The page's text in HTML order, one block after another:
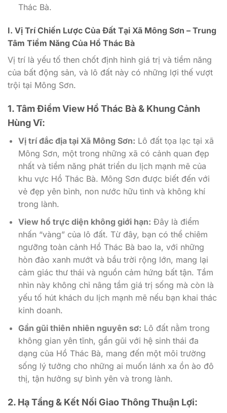
Thác Bà.
I. Vị Trí Chiến Lược Của Đất Tại Xã Mông Sơn – Trung
Tâm Tiềm Năng Của Hồ Thác Bà
Vị trí là yếu tố then chốt định hình giá trị và tiềm năng
của bất động sản, và lô đất này có những lợi thế vượt
trội tại Mông Sơn.
1. Tâm Điểm View Hồ Thác Bà & Khung Cảnh
Hùng Vĩ:
Vị trí đắc địa tại Xã Mông Sơn: Lô đất tọa lạc tại xã
Mông Sơn, một trong những xã có cảnh quan đẹp
nhất và tiềm năng phát triển du lịch mạnh mẽ của
khu vực Hồ Thác Bà. Mông Sơn được biết đến với
vẻ đẹp yên bình, non nước hữu tình và không khí
trong lành.
View hồ trực diện không giới hạn: Đây là điểm
nhấn “vàng” của lô đất. Từ đây, bạn có thể chiêm
ngưỡng toàn cảnh Hồ Thác Bà bao la, với những
hòn đảo xanh mướt và bầu trời rộng lớn, mang lại
cảm giác thư thái và nguồn cảm hứng bất tận. Tầm
nhìn này không chỉ nâng tầm giá trị sống mà còn là
yếu tố hút khách du lịch mạnh mẽ nếu bạn khai thác
kinh doanh.
Gần gũi thiên nhiên nguyên sơ: Lô đất nằm trong
không gian yên tĩnh, gần gũi với hệ sinh thái đa
dạng của Hồ Thác Bà, mang đến một môi trường
sống lý tưởng cho những ai muốn lánh xa ồn ào đô
thị, tận hưởng sự bình yên và trong lành.
2. Hạ Tầng & Kết Nối Giao Thông Thuận Lợi: